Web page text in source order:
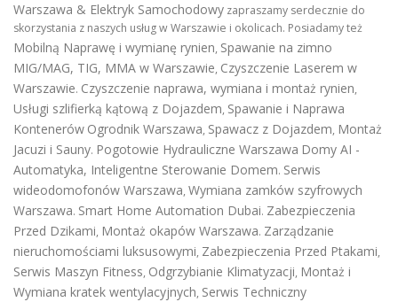
Warszawa & Elektryk Samochodowy zapraszamy serdecznie do
skorzystania z naszych usług w Warszawie i okolicach. Posiadamy też
Mobilną Naprawę i wymianę rynien, Spawanie na zimno
MIG/MAG, TIG, MMA w Warszawie, Czyszczenie Laserem w
Warszawie. Czyszczenie naprawa, wymiana i montaż rynien,
Usługi szlifierką kątową z Dojazdem, Spawanie i Naprawa
Kontenerów Ogrodnik Warszawa, Spawacz z Dojazdem, Montaż
Jacuzi i Sauny. Pogotowie Hydrauliczne Warszawa Domy AI -
Automatyka, Inteligentne Sterowanie Domem. Serwis
wideodomofonów Warszawa, Wymiana zamków szyfrowych
Warszawa. Smart Home Automation Dubai. Zabezpieczenia
Przed Dzikami, Montaż okapów Warszawa. Zarządzanie
nieruchomościami luksusowymi, Zabezpieczenia Przed Ptakami,
Serwis Maszyn Fitness, Odgrzybianie Klimatyzacji, Montaż i
Wymiana kratek wentylacyjnych, Serwis Techniczny